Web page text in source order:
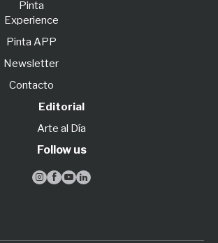
Pinta
Experience
Pinta APP
Newsletter
Contacto
Editorial
Arte al Día
Follow us
   